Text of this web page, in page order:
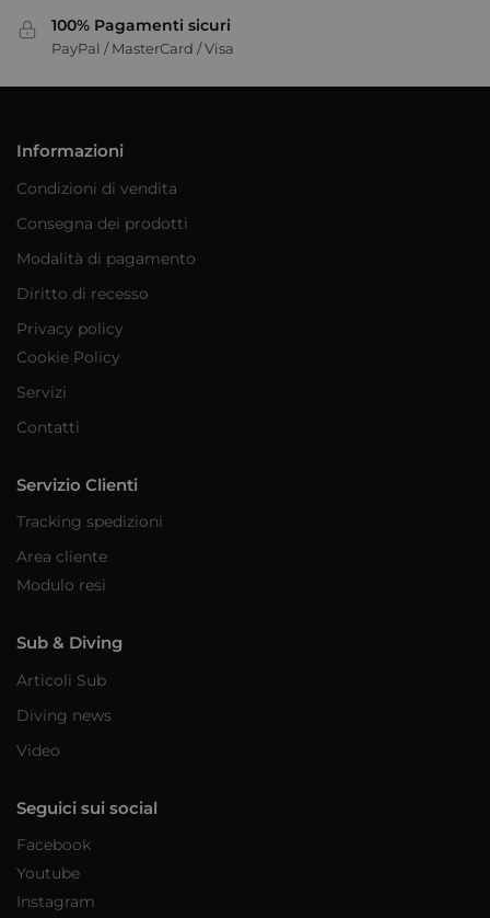
100% Pagamenti sicuri
PayPal / MasterCard / Visa
Informazioni
Condizioni di vendita
Consegna dei prodotti
Modalità di pagamento
Diritto di recesso
Privacy policy
Cookie Policy
Servizi
Contatti
Servizio Clienti
Tracking spedizioni
Area cliente
Modulo resi
Sub & Diving
Articoli Sub
Diving news
Video
Seguici sui social
Facebook
Youtube
Instagram